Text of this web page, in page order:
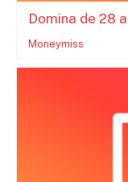
Domina de 28
Moneymiss